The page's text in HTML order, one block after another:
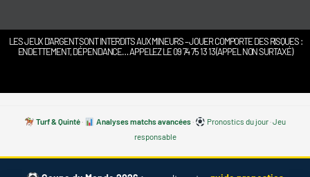
LES JEUX D’ARGENT SONT INTERDITS AUX MINEURS – JOUER COMPORTE DES RISQUES :
ENDETTEMENT, DÉPENDANCE… APPELEZ LE 09 74 75 13 13 (APPEL NON SURTAXÉ)
Turf & Quinté· Analyses matchs avancées· Pronostics du jour·Jeu
responsable